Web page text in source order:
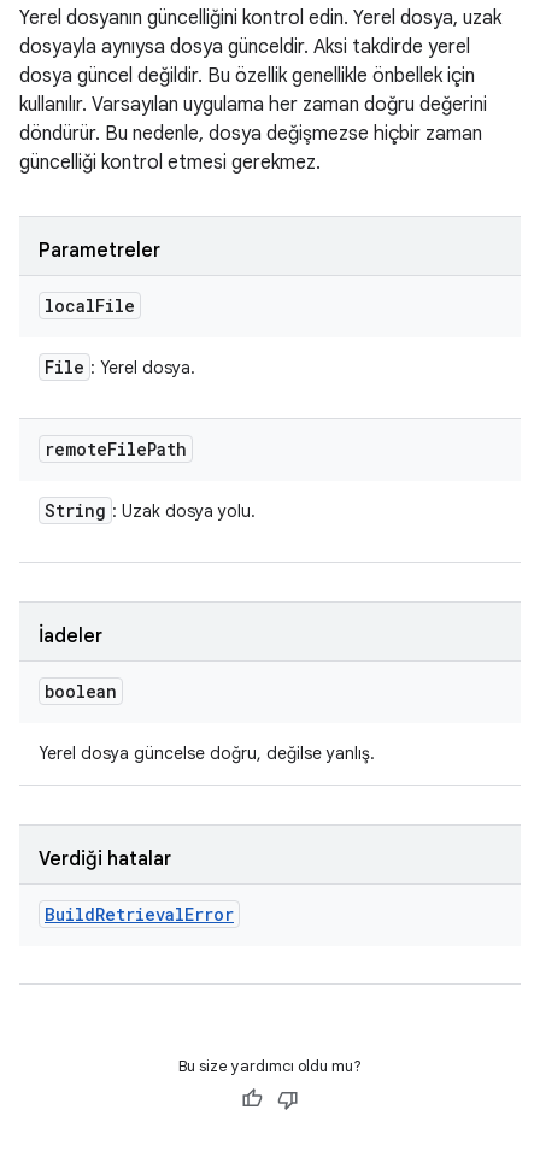
Yerel dosyanın güncelliğini kontrol edin. Yerel dosya, uzak
dosyayla aynıysa dosya günceldir. Aksi takdirde yerel
dosya güncel değildir. Bu özellik genellikle önbellek için
kullanılır. Varsayılan uygulama her zaman doğru değerini
döndürür. Bu nedenle, dosya değişmezse hiçbir zaman
güncelliği kontrol etmesi gerekmez.
Parametreler
localFile
File : Yerel dosya.
remoteFilePath
String : Uzak dosya yolu.
İadeler
boolean
Yerel dosya güncelse doğru, değilse yanlış.
Verdiği hatalar
BuildRetrievalError
Bu size yardımcı oldu mu?